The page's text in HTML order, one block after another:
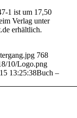
1 ist um 17,50
Verlag unter
erhältlich.
768
10/Logo.png
13:25:38Buch –